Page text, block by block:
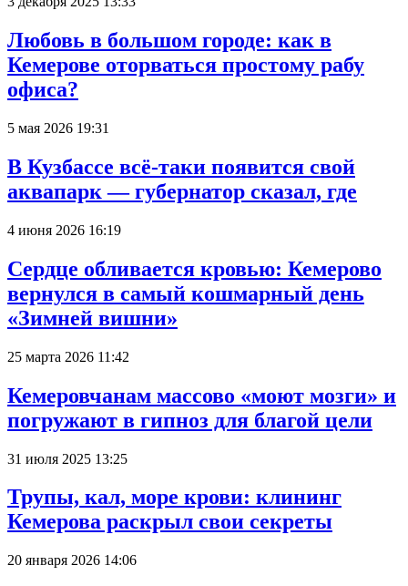
Любовь в большом городе: как в
Кемерове оторваться простому рабу
офиса?
5 мая 2026 19:31
В Кузбассе всё-таки появится свой
аквапарк — губернатор сказал, где
4 июня 2026 16:19
Сердце обливается кровью: Кемерово
вернулся в самый кошмарный день
«Зимней вишни»
25 марта 2026 11:42
Кемеровчанам массово «моют мозги» и
погружают в гипноз для благой цели
31 июля 2025 13:25
Трупы, кал, море крови: клининг
Кемерова раскрыл свои секреты
20 января 2026 14:06